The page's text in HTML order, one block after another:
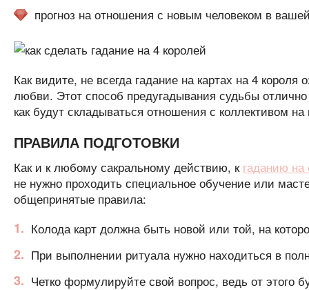
прогноз на отношения с новым человеком в
Как видите, не всегда гадание на картах на 4 короля
любви. Этот способ предугадывания судьбы
как будут складываться отношения с коллективом
ПРАВИЛА ПОДГОТОВКИ
Как и к любому сакральному действию, к гаданию на
не нужно проходить специальное обучение или
общепринятые правила:
Колода карт должна быть новой или той, на
При выполнении ритуала нужно находиться в
Четко формулируйте свой вопрос, ведь от этого